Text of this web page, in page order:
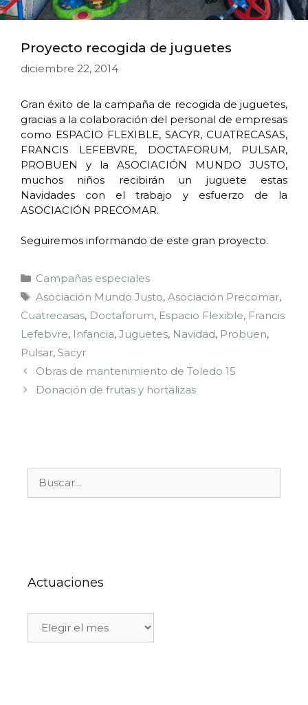
Proyecto recogida de juguetes
diciembre 22, 2014
Gran éxito de la campaña de recogida de juguetes,
gracias a la colaboración del personal de empresas
como ESPACIO FLEXIBLE, SACYR, CUATRECASAS,
FRANCIS LEFEBVRE, DOCTAFORUM, PULSAR,
PROBUEN y la ASOCIACIÓN MUNDO JUSTO,
muchos niños recibirán un juguete estas
Navidades con el trabajo y esfuerzo de la
ASOCIACIÓN PRECOMAR.
Seguiremos informando de este gran proyecto.
Campañas especiales
Asociación Mundo Justo, Asociación Precomar,
Cuatrecasas, Doctaforum, Espacio Flexible, Francis
Lefebvre, Infancia, Juguetes, Navidad, Probuen,
Pulsar, Sacyr
Obras de mantenimiento de Toledo 15
Donación de frutas y hortalizas
Actuaciones